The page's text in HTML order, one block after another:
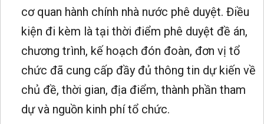
cơ quan hành chính nhà nước phê duyệt. Điều
kiện đi kèm là tại thời điểm phê duyệt đề án,
chương trình, kế hoạch đón đoàn, đơn vị tổ
chức đã cung cấp đầy đủ thông tin dự kiến về
chủ đề, thời gian, địa điểm, thành phần tham
dự và nguồn kinh phí tổ chức.